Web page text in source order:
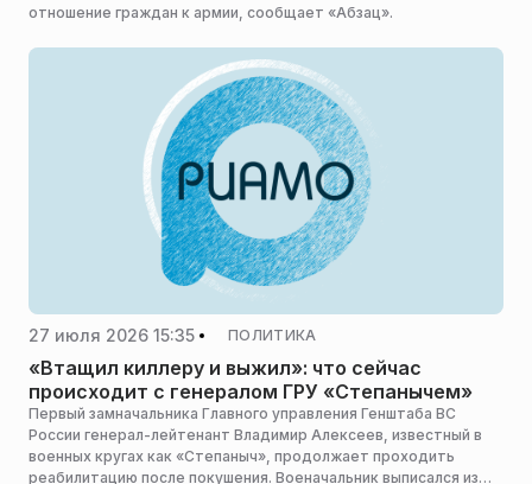
отношение граждан к армии, сообщает «Абзац».
27 июля 2026 15:35 ПОЛИТИКА
«Втащил киллеру и выжил»: что сейчас
происходит с генералом ГРУ «Степанычем»
Первый замначальника Главного управления Генштаба ВС
России генерал-лейтенант Владимир Алексеев, известный в
военных кругах как «Степаныч», продолжает проходить
реабилитацию после покушения. Военачальник выписался из